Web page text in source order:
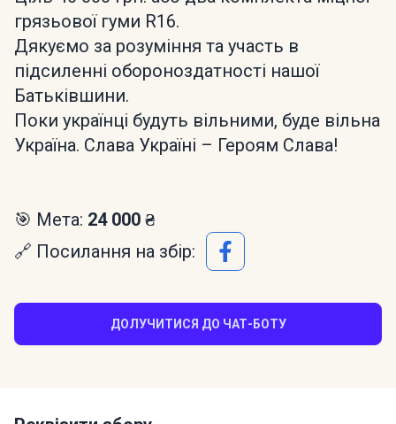
грязьової гуми R16.
Дякуємо за розуміння та участь в
підсиленні обороноздатності нашої
Батьківшини.
Поки українці будуть вільними, буде вільна
Україна. Слава Україні – Героям Слава!
🎯 Мета: 24 000 ₴
🔗 Посилання на збір:
ДОЛУЧИТИСЯ ДО ЧАТ-БОТУ